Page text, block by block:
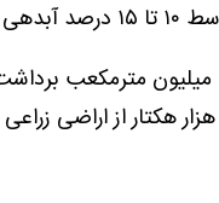
به گفته دهقان پور؛ بر اساس آخرین آمار،